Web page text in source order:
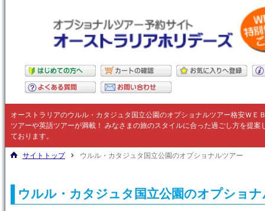
オーストラリアのウルル・カタジュタ国立公園のオプショナルツアー格安ＷＥ
ツアーや英語ツアーが満載！ みなさまの旅のスタイルに合った過ごし方を提案
ております。
サイトトップ ウルル・カタジュタ国立公園のオプショナルツアー
ウルル・カタジュタ国立公園のオプショ